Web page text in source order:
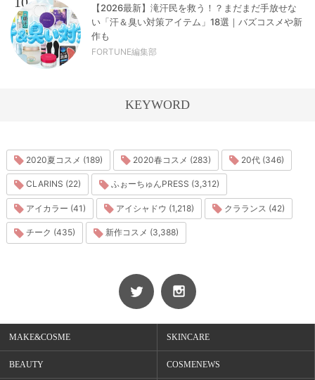
【2026最新】滝汗民を救う！？まだまだ手放せな
い「汗＆臭い対策アイテム」18選｜バズコスメや新
作も
FORTUNE編集部
KEYWORD
2020夏コスメ (189) 2020春コスメ (283) 20代 (346)
CLARINS (22) ふぉーちゅんPRESS (3,312)
アイカラー (41) アイシャドウ (1,218) クラランス (42)
チーク (435) 新作コスメ (3,388)
MAKE&COSME SKINCARE
BEAUTY COSMENEWS